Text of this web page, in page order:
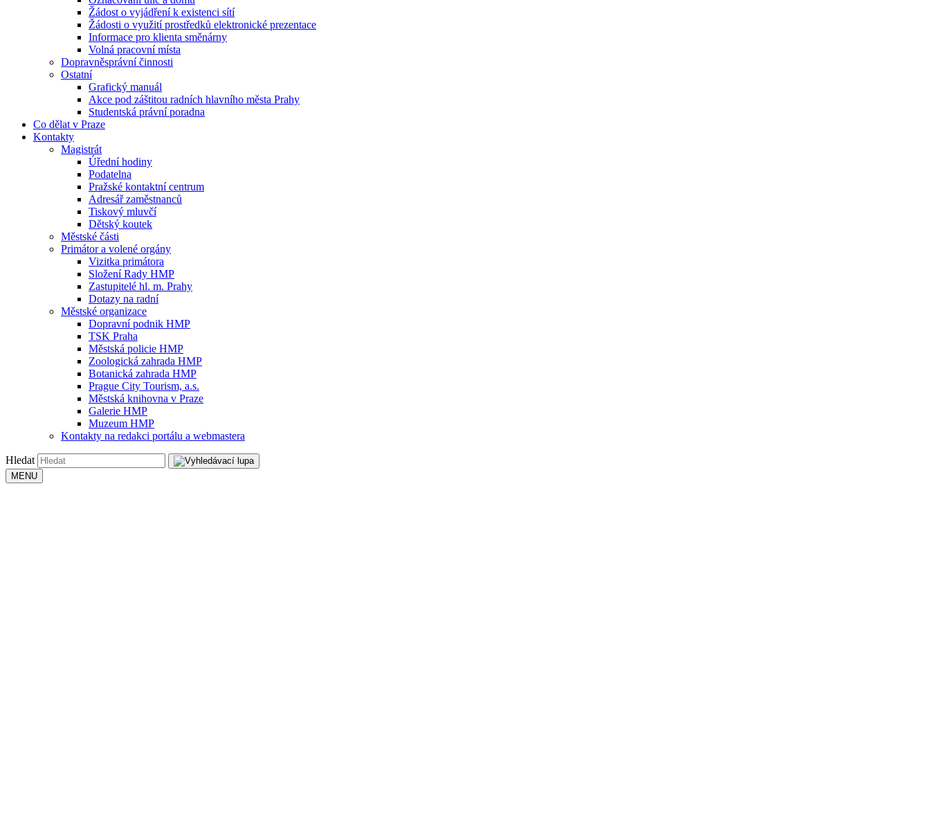
Žádost o vyjádření k existenci sítí
Žádosti o využití prostředků elektronické prezentace
Informace pro klienta směnárny
Volná pracovní místa
Dopravněsprávní činnosti
Ostatní
Grafický manuál
Akce pod záštitou radních hlavního města Prahy
Studentská právní poradna
Co dělat v Praze
Kontakty
Magistrát
Úřední hodiny
Podatelna
Pražské kontaktní centrum
Adresář zaměstnanců
Tiskový mluvčí
Dětský koutek
Městské části
Primátor a volené orgány
Vizitka primátora
Složení Rady HMP
Zastupitelé hl. m. Prahy
Dotazy na radní
Městské organizace
Dopravní podnik HMP
TSK Praha
Městská policie HMP
Zoologická zahrada HMP
Botanická zahrada HMP
Prague City Tourism, a.s.
Městská knihovna v Praze
Galerie HMP
Muzeum HMP
Kontakty na redakci portálu a webmastera
Hledat
MENU